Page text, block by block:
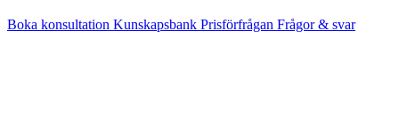
Boka konsultation Kunskapsbank Prisförfrågan Frågor & svar